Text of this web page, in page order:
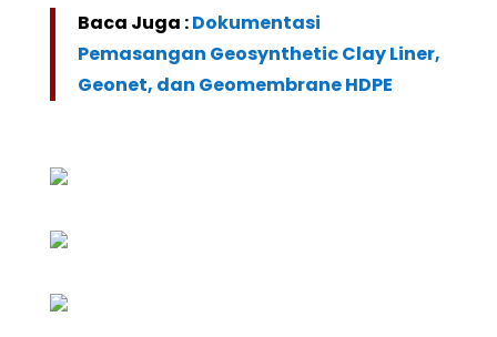
Baca Juga :Dokumentasi
Pemasangan Geosynthetic Clay Liner,
Geonet, dan Geomembrane HDPE